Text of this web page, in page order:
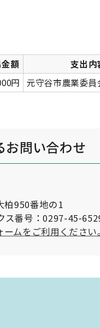
額
支出内
円 元守谷市農業委
お問い合わせ
柏950番地の1
ス番号：0297-45-
ムをご利用ください。